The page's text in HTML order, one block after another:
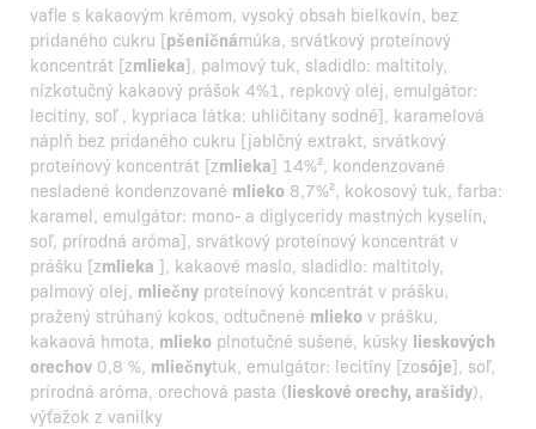
vafle s kakaovým krémom, vysoký obsah bielkovín, bez
pridaného cukru [pšeničnámúka, srvátkový proteínový
koncentrát [zmlieka], palmový tuk, sladidlo: maltitoly,
nízkotučný kakaový prášok 4%1, repkový olej, emulgátor:
lecitíny, soľ , kypriaca látka: uhličitany sodné], karamelová
náplň bez pridaného cukru [jablčný extrakt, srvátkový
proteínový koncentrát [zmlieka] 14%², kondenzované
nesladené kondenzované mlieko 8,7%², kokosový tuk, farba:
karamel, emulgátor: mono- a diglyceridy mastných kyselín,
soľ, prírodná aróma], srvátkový proteínový koncentrát v
prášku [zmlieka ], kakaové maslo, sladidlo: maltitoly,
palmový olej, mliečny proteínový koncentrát v prášku,
pražený strúhaný kokos, odtučnené mlieko v prášku,
kakaová hmota, mlieko plnotučné sušené, kúsky lieskových
orechov 0,8 %, mliečnytuk, emulgátor: lecitíny [zosóje], soľ,
prírodná aróma, orechová pasta (lieskové orechy, arašidy),
výťažok z vanilky